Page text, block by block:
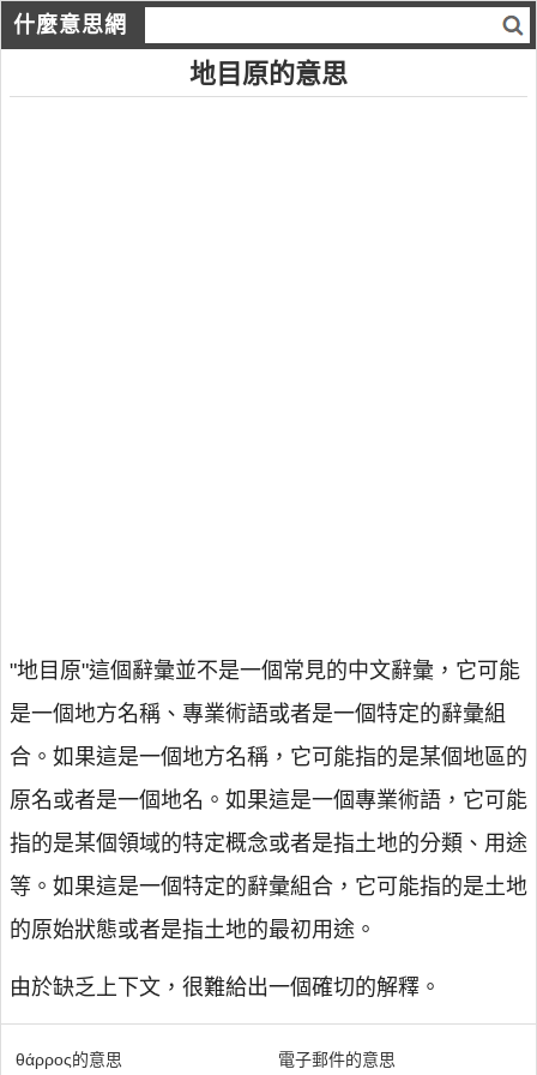
什麼意思網
地目原的意思
"地目原"這個辭彙並不是一個常見的中文辭彙，它可能
是一個地方名稱、專業術語或者是一個特定的辭彙組
合。如果這是一個地方名稱，它可能指的是某個地區的
原名或者是一個地名。如果這是一個專業術語，它可能
指的是某個領域的特定概念或者是指土地的分類、用途
等。如果這是一個特定的辭彙組合，它可能指的是土地
的原始狀態或者是指土地的最初用途。
由於缺乏上下文，很難給出一個確切的解釋。
θάρρος的意思 電子郵件的意思